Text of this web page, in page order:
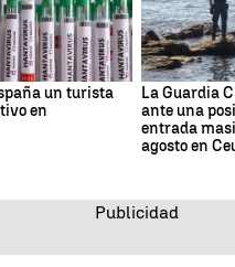
un turista
en
La Guardia
ante una
entrada
agosto en